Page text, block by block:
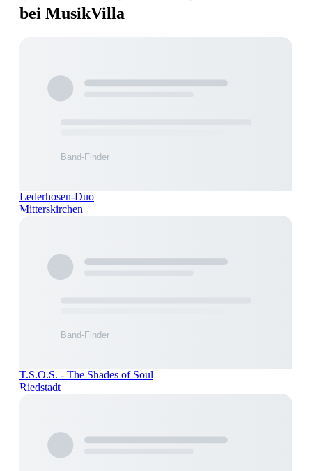
bei MusikVilla
Lederhosen-Duo
Mitterskirchen
T.S.O.S. - The Shades of Soul
Riedstadt